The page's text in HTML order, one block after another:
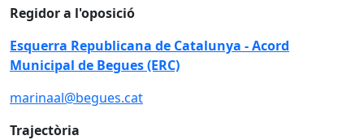
Regidor a l'oposició
Esquerra Republicana de Catalunya - Acord
Municipal de Begues (ERC)
marinaal@begues.cat
Trajectòria